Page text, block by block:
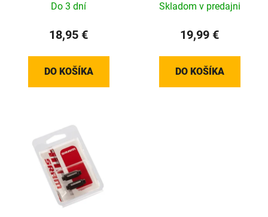
Do 3 dní
18,95 €
DO KOŠÍKA
Skladom v predajni
19,99 €
DO KOŠÍKA